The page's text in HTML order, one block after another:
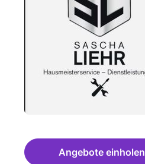
Angebote einholen